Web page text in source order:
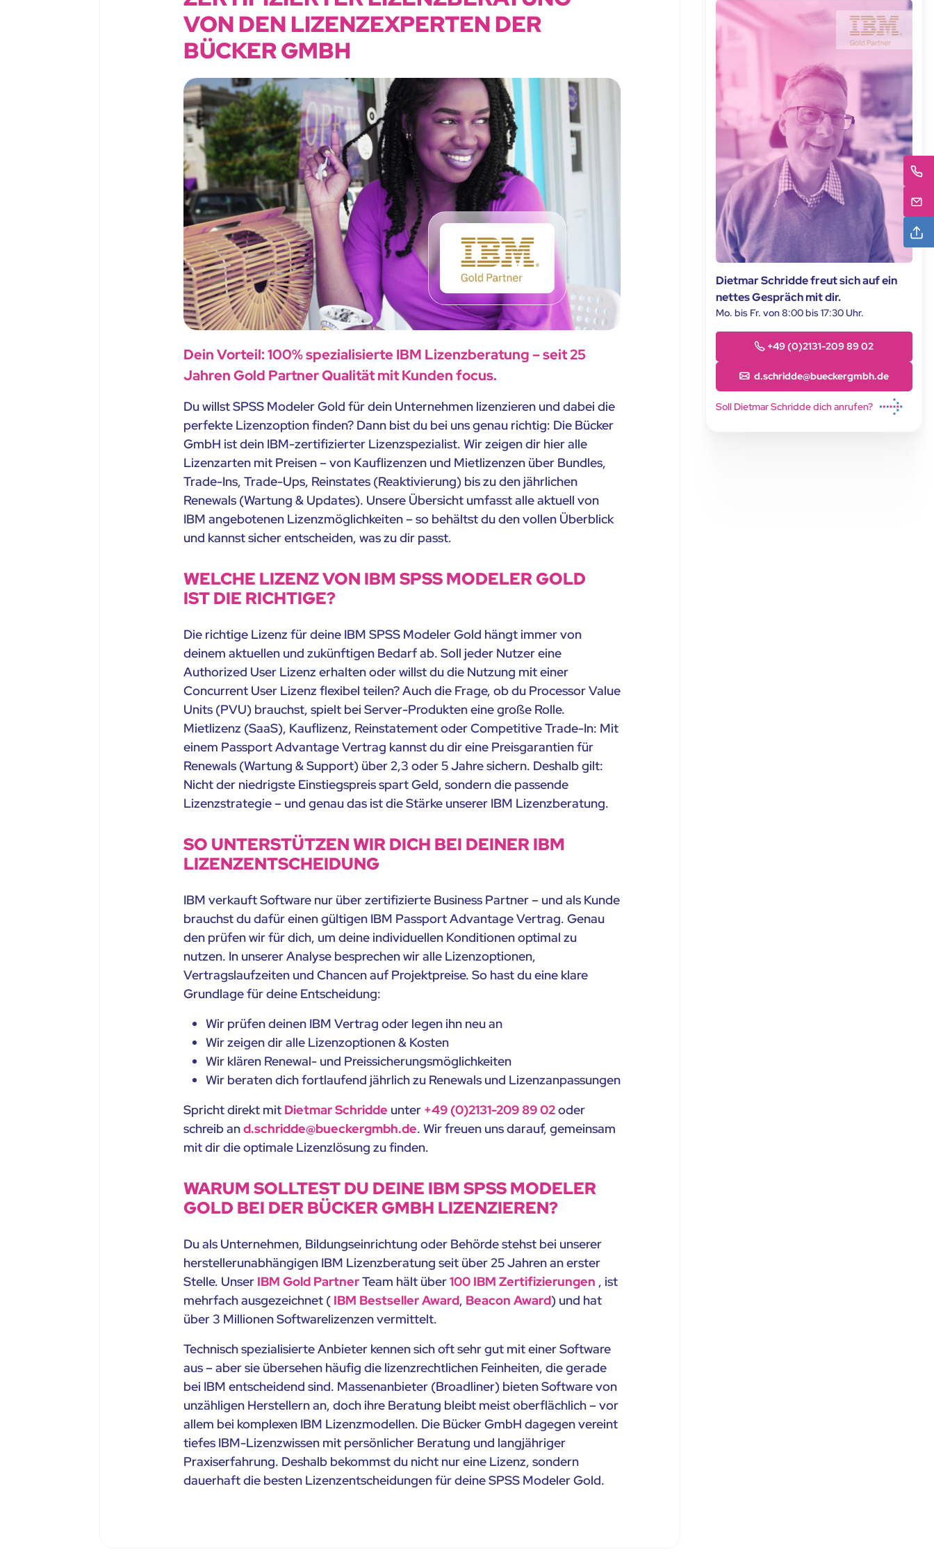
VON DEN LIZENZEXPERTEN DER
BÜCKER GMBH
Dein Vorteil: 100% spezialisierte IBM Lizenzberatung – seit 25
Jahren Gold Partner Qualität mit Kunden focus.
Du willst SPSS Modeler Gold für dein Unternehmen lizenzieren und dabei die
perfekte Lizenzoption finden? Dann bist du bei uns genau richtig: Die Bücker
GmbH ist dein IBM-zertifizierter Lizenzspezialist. Wir zeigen dir hier alle
Lizenzarten mit Preisen – von Kauflizenzen und Mietlizenzen über Bundles,
Trade-Ins, Trade-Ups, Reinstates (Reaktivierung) bis zu den jährlichen
Renewals (Wartung & Updates). Unsere Übersicht umfasst alle aktuell von
IBM angebotenen Lizenzmöglichkeiten – so behältst du den vollen Überblick
und kannst sicher entscheiden, was zu dir passt.
WELCHE LIZENZ VON IBM SPSS MODELER GOLD
IST DIE RICHTIGE?
Die richtige Lizenz für deine IBM SPSS Modeler Gold hängt immer von
deinem aktuellen und zukünftigen Bedarf ab. Soll jeder Nutzer eine
Authorized User Lizenz erhalten oder willst du die Nutzung mit einer
Concurrent User Lizenz flexibel teilen? Auch die Frage, ob du Processor Value
Units (PVU) brauchst, spielt bei Server-Produkten eine große Rolle.
Mietlizenz (SaaS), Kauflizenz, Reinstatement oder Competitive Trade-In: Mit
einem Passport Advantage Vertrag kannst du dir eine Preisgarantien für
Renewals (Wartung & Support) über 2,3 oder 5 Jahre sichern. Deshalb gilt:
Nicht der niedrigste Einstiegspreis spart Geld, sondern die passende
Lizenzstrategie – und genau das ist die Stärke unserer IBM Lizenzberatung.
SO UNTERSTÜTZEN WIR DICH BEI DEINER IBM
LIZENZENTSCHEIDUNG
IBM verkauft Software nur über zertifizierte Business Partner – und als Kunde
brauchst du dafür einen gültigen IBM Passport Advantage Vertrag. Genau
den prüfen wir für dich, um deine individuellen Konditionen optimal zu
nutzen. In unserer Analyse besprechen wir alle Lizenzoptionen,
Vertragslaufzeiten und Chancen auf Projektpreise. So hast du eine klare
Grundlage für deine Entscheidung:
Wir prüfen deinen IBM Vertrag oder legen ihn neu an
Wir zeigen dir alle Lizenzoptionen & Kosten
Wir klären Renewal- und Preissicherungsmöglichkeiten
Wir beraten dich fortlaufend jährlich zu Renewals und Lizenzanpassungen
Spricht direkt mit Dietmar Schridde unter +49 (0)2131-209 89 02oder
schreib and.schridde@bueckergmbh.de. Wir freuen uns darauf, gemeinsam
mit dir die optimale Lizenzlösung zu finden.
WARUM SOLLTEST DU DEINE IBM SPSS MODELER
GOLD BEI DER BÜCKER GMBH LIZENZIEREN?
Du als Unternehmen, Bildungseinrichtung oder Behörde stehst bei unserer
herstellerunabhängigen IBM Lizenzberatung seit über 25 Jahren an erster
Stelle. Unser IBM Gold PartnerTeam hält über100 IBM Zertifizierungen , ist
mehrfach ausgezeichnet ( IBM Bestseller Award, Beacon Award) und hat
über 3 Millionen Softwarelizenzen vermittelt.
Technisch spezialisierte Anbieter kennen sich oft sehr gut mit einer Software
aus – aber sie übersehen häufig die lizenzrechtlichen Feinheiten, die gerade
bei IBM entscheidend sind. Massenanbieter (Broadliner) bieten Software von
unzähligen Herstellern an, doch ihre Beratung bleibt meist oberflächlich – vor
allem bei komplexen IBM Lizenzmodellen. Die Bücker GmbH dagegen vereint
tiefes IBM-Lizenzwissen mit persönlicher Beratung und langjähriger
Praxiserfahrung. Deshalb bekommst du nicht nur eine Lizenz, sondern
dauerhaft die besten Lizenzentscheidungen für deine SPSS Modeler Gold.
Dietmar Schridde freut sich auf ein
nettes Gespräch mit dir.
Mo. bis Fr. von 8:00 bis 17:30 Uhr.
+49 (0)2131-209 89 02
d.schridde@bueckergmbh.de
Soll Dietmar Schridde dich anrufen?